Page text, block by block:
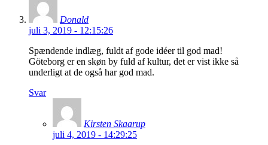
Donald
juli 3, 2019 - 12:15:26
Spændende indlæg, fuldt af gode idéer til god mad!
Göteborg er en skøn by fuld af kultur, det er vist ikke så
underligt at de også har god mad.
Svar
Kirsten Skaarup
juli 4, 2019 - 14:29:25